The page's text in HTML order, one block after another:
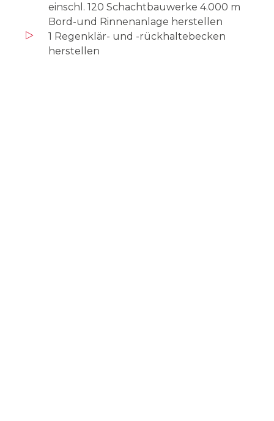
einschl. 120 Schachtbauwerke 4.000 m
Bord-und Rinnenanlage herstellen
1 Regenklär- und -rückhaltebecken
herstellen